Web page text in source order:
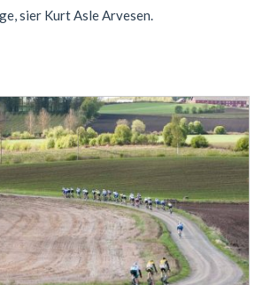
sier Kurt Asle Arvesen.